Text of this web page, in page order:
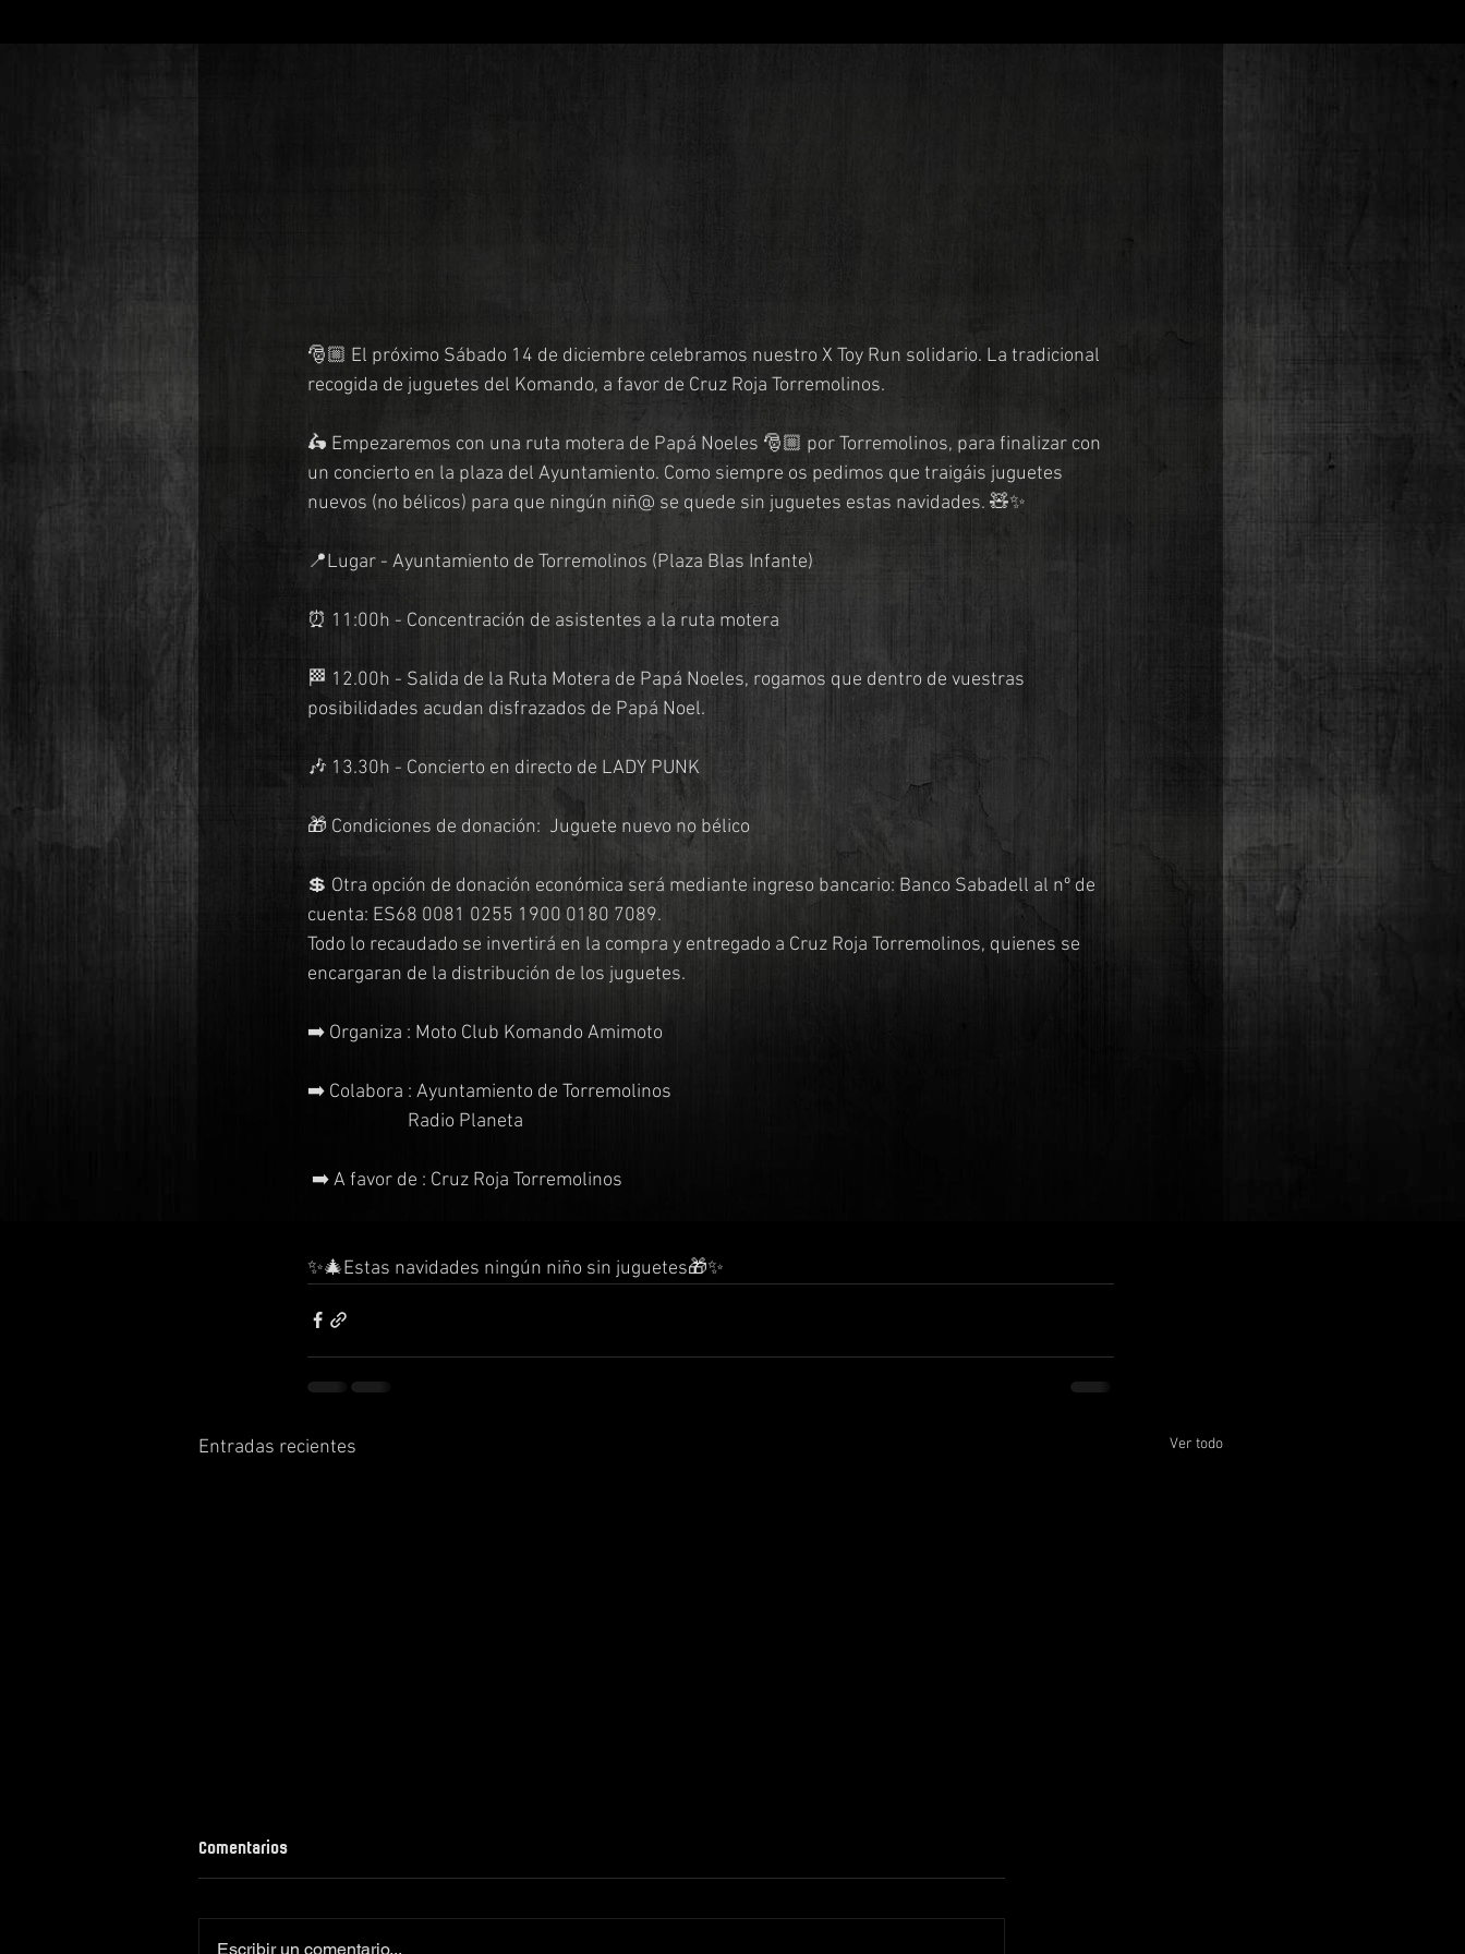
🎅🏼 El próximo Sábado 14 de diciembre celebramos nuestro X Toy Run solidario. La tradicional
recogida de juguetes del Komando, a favor de Cruz Roja Torremolinos.
🛵 Empezaremos con una ruta motera de Papá Noeles 🎅🏼 por Torremolinos, para finalizar con
un concierto en la plaza del Ayuntamiento. Como siempre os pedimos que traigáis juguetes
nuevos (no bélicos) para que ningún niñ@ se quede sin juguetes estas navidades. 🧸✨
📍Lugar - Ayuntamiento de Torremolinos (Plaza Blas Infante)
⏰ 11:00h - Concentración de asistentes a la ruta motera
🏁 12.00h - Salida de la Ruta Motera de Papá Noeles, rogamos que dentro de vuestras
posibilidades acudan disfrazados de Papá Noel.
🎶 13.30h - Concierto en directo de LADY PUNK
🎁 Condiciones de donación:  Juguete nuevo no bélico
💲 Otra opción de donación económica será mediante ingreso bancario: Banco Sabadell al nº de
cuenta: ES68 0081 0255 1900 0180 7089.
Todo lo recaudado se invertirá en la compra y entregado a Cruz Roja Torremolinos, quienes se
encargaran de la distribución de los juguetes.
➡️ Organiza : Moto Club Komando Amimoto
➡️ Colabora : Ayuntamiento de Torremolinos
                       Radio Planeta
➡️ A favor de : Cruz Roja Torremolinos
✨🎄Estas navidades ningún niño sin juguetes🎁✨
Entradas recientes Ver todo
Comentarios
Escribir un comentario...